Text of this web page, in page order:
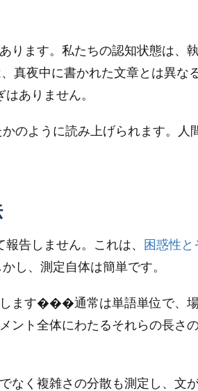
ります。私たちの認知状態は、
真夜中に書かれた文章とは異な
ありません。
のように読み上げられます。人
告しません。これは、 困惑性と
し、測定自体は簡単です。
します���通常は単語単位で、
ント全体にわたるそれらの長さ
なく複雑さの分散も測定し、文